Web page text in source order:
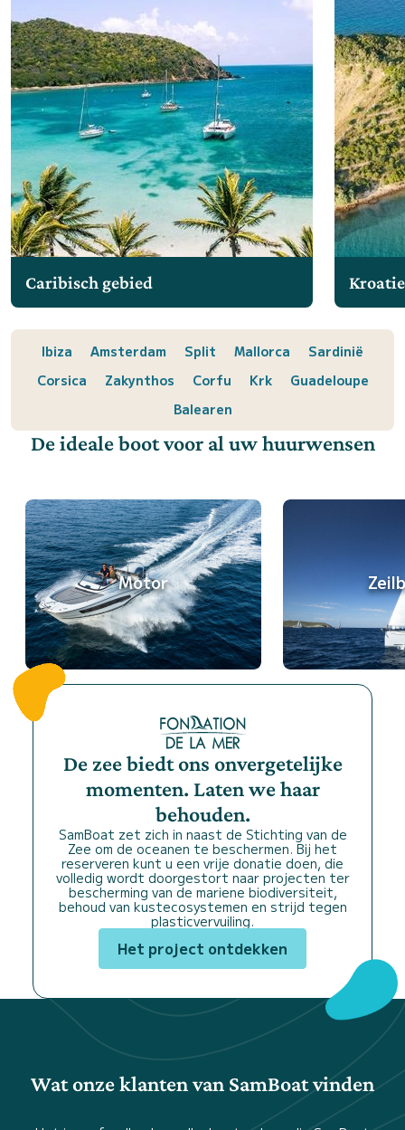
Caribisch gebied Kroatie
Ibiza Amsterdam Split Mallorca
Sardinië
Corsica
Zakynthos Corfu Krk
Guadeloupe
Balearen
De ideale boot voor al uw huurwensen
Motor
De zee biedt ons onvergetelijke
momenten. Laten we haar
behouden.
SamBoat zet zich in naast de Stichting van de
Zee om de oceanen te beschermen. Bij het
reserveren kunt u een vrije donatie doen, die
volledig wordt doorgestort naar projecten ter
bescherming van de mariene biodiversiteit,
behoud van kustecosystemen en strijd tegen
plasticvervuiling.
Het project ontdekken
Wat onze klanten van SamBoat vinden